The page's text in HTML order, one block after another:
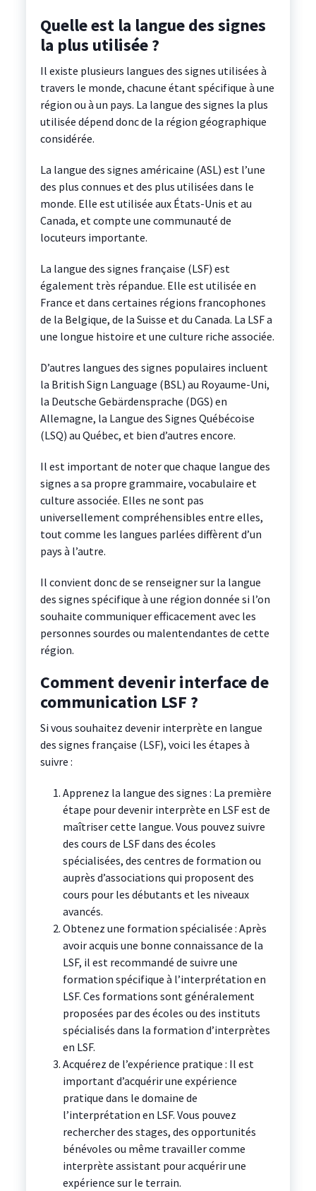
Quelle est la langue des signes
la plus utilisée ?
Il existe plusieurs langues des signes utilisées à
travers le monde, chacune étant spécifique à une
région ou à un pays. La langue des signes la plus
utilisée dépend donc de la région géographique
considérée.
La langue des signes américaine (ASL) est l’une
des plus connues et des plus utilisées dans le
monde. Elle est utilisée aux États-Unis et au
Canada, et compte une communauté de
locuteurs importante.
La langue des signes française (LSF) est
également très répandue. Elle est utilisée en
France et dans certaines régions francophones
de la Belgique, de la Suisse et du Canada. La LSF a
une longue histoire et une culture riche associée.
D’autres langues des signes populaires incluent
la British Sign Language (BSL) au Royaume-Uni,
la Deutsche Gebärdensprache (DGS) en
Allemagne, la Langue des Signes Québécoise
(LSQ) au Québec, et bien d’autres encore.
Il est important de noter que chaque langue des
signes a sa propre grammaire, vocabulaire et
culture associée. Elles ne sont pas
universellement compréhensibles entre elles,
tout comme les langues parlées diffèrent d’un
pays à l’autre.
Il convient donc de se renseigner sur la langue
des signes spécifique à une région donnée si l’on
souhaite communiquer efficacement avec les
personnes sourdes ou malentendantes de cette
région.
Comment devenir interface de
communication LSF ?
Si vous souhaitez devenir interprète en langue
des signes française (LSF), voici les étapes à
suivre :
Apprenez la langue des signes : La première
étape pour devenir interprète en LSF est de
maîtriser cette langue. Vous pouvez suivre
des cours de LSF dans des écoles
spécialisées, des centres de formation ou
auprès d’associations qui proposent des
cours pour les débutants et les niveaux
avancés.
Obtenez une formation spécialisée : Après
avoir acquis une bonne connaissance de la
LSF, il est recommandé de suivre une
formation spécifique à l’interprétation en
LSF. Ces formations sont généralement
proposées par des écoles ou des instituts
spécialisés dans la formation d’interprètes
en LSF.
Acquérez de l’expérience pratique : Il est
important d’acquérir une expérience
pratique dans le domaine de
l’interprétation en LSF. Vous pouvez
rechercher des stages, des opportunités
bénévoles ou même travailler comme
interprète assistant pour acquérir une
expérience sur le terrain.